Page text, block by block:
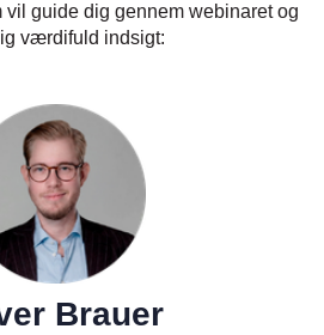
vil guide dig gennem webinaret og
værdifuld indsigt:
Brauer